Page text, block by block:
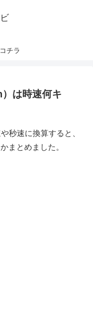
チラ
は時速何キ
秒速に換算すると、
まとめました。